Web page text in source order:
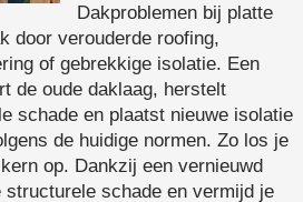
Dakproblemen bij platte
door verouderde roofing,
of gebrekkige isolatie. Een
de oude daklaag, herstelt
schade en plaatst nieuwe isolatie
de huidige normen. Zo los je
op. Dankzij een vernieuwd
schade en vermijd je